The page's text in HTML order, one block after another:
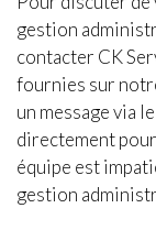
gestion
contacter CK
fournies sur
un message via
directement
équipe est
gestion